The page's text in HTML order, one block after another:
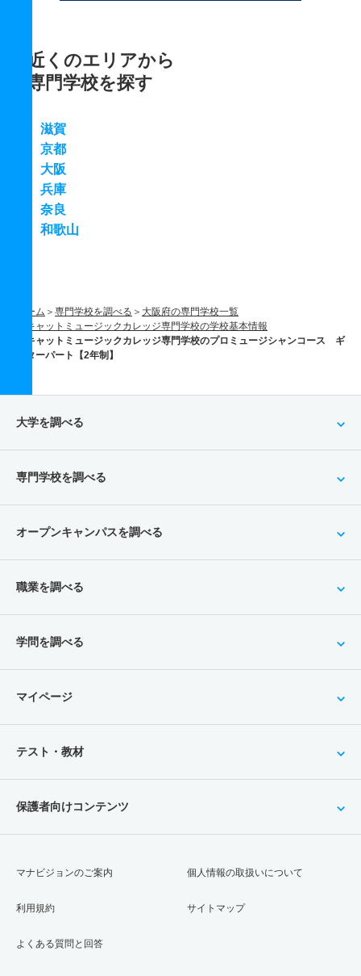
近くのエリアから
専門学校を探す
滋賀
京都
大阪
兵庫
奈良
和歌山
ホーム 専門学校を調べる
大阪府の専門学校一覧
キャットミュージックカレッジ専門学校の学校基本情報
キャットミュージックカレッジ専門学校のプロミュージシャンコース ギ
ターパート【2年制】
大学を調べる
専門学校を調べる
オープンキャンパスを調べる
職業を調べる
学問を調べる
マイページ
テスト・教材
保護者向けコンテンツ
マナビジョンのご案内
利用規約
よくある質問と回答
個人情報の取扱いについて
サイトマップ